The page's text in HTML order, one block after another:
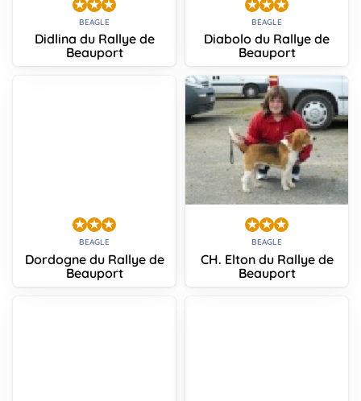
BEAGLE
Didlina du Rallye de
Beauport
BEAGLE
Diabolo du Rallye de
Beauport
BEAGLE
Dordogne du Rallye de
Beauport
BEAGLE
CH. Elton du Rallye de
Beauport